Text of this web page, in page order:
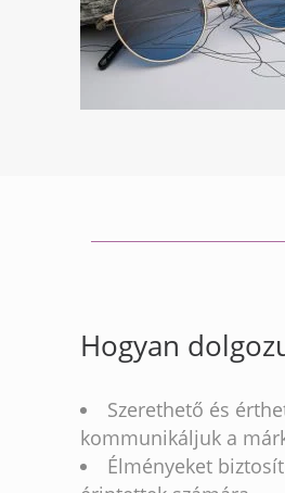
Hogyan
Szerethető és
kommunikáljuk a
Élményeket